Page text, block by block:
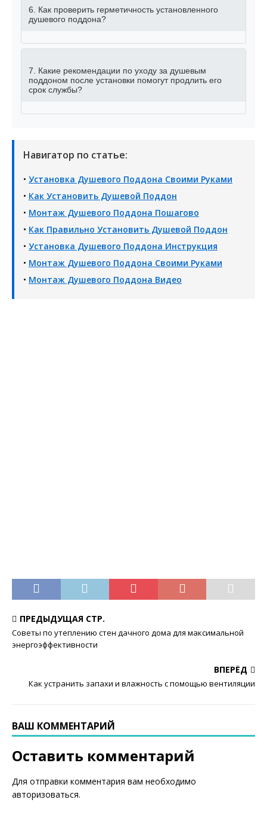
6. Как проверить герметичность установленного
душевого поддона?
7. Какие рекомендации по уходу за душевым
поддоном после установки помогут продлить его
срок службы?
Навигатор по статье:
• Установка Душевого Поддона Своими Руками
• Как Установить Душевой Поддон
• Монтаж Душевого Поддона Пошагово
• Как Правильно Установить Душевой Поддон
• Установка Душевого Поддона Инструкция
• Монтаж Душевого Поддона Своими Руками
• Монтаж Душевого Поддона Видео
ПРЕДЫДУЩАЯ СТР.
Советы по утеплению стен дачного дома для максимальной
энергоэффективности
ВПЕРЁД
Как устранить запахи и влажность с помощью вентиляции
ВАШ КОММЕНТАРИЙ
Оставить комментарий
Для отправки комментария вам необходимо
авторизоваться.